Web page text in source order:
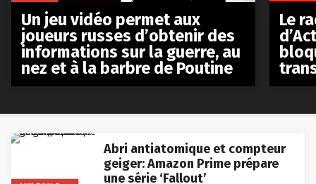
Abri antiatomique et compteur
geiger: Amazon Prime prépare
une série ‘Fallout’
Un jeu vidéo permet aux
joueurs russes d’obtenir des
informations sur la guerre, au
nez et à la barbre de Poutine
Le